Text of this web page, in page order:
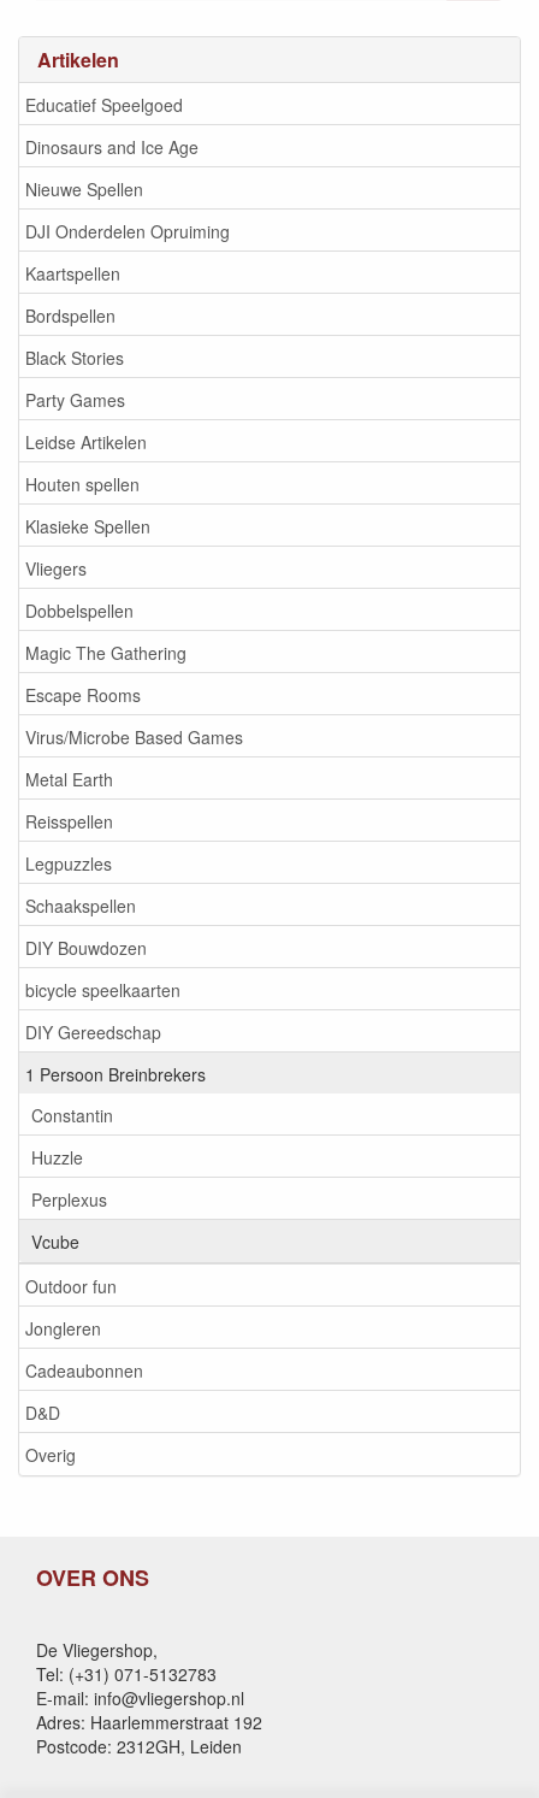
Artikelen
Educatief Speelgoed
Dinosaurs and Ice Age
Nieuwe Spellen
DJI Onderdelen Opruiming
Kaartspellen
Bordspellen
Black Stories
Party Games
Leidse Artikelen
Houten spellen
Klasieke Spellen
Vliegers
Dobbelspellen
Magic The Gathering
Escape Rooms
Virus/Microbe Based Games
Metal Earth
Reisspellen
Legpuzzles
Schaakspellen
DIY Bouwdozen
bicycle speelkaarten
DIY Gereedschap
1 Persoon Breinbrekers
Constantin
Huzzle
Perplexus
Vcube
Outdoor fun
Jongleren
Cadeaubonnen
D&D
Overig
OVER ONS
De Vliegershop,
Tel: (+31) 071-5132783
E-mail: info@vliegershop.nl
Adres: Haarlemmerstraat 192
Postcode: 2312GH, Leiden